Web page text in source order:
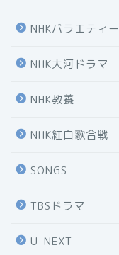
NHKバラエティー
NHK大河ドラマ
NHK教養
NHK紅白歌合戦
SONGS
TBSドラマ
U-NEXT